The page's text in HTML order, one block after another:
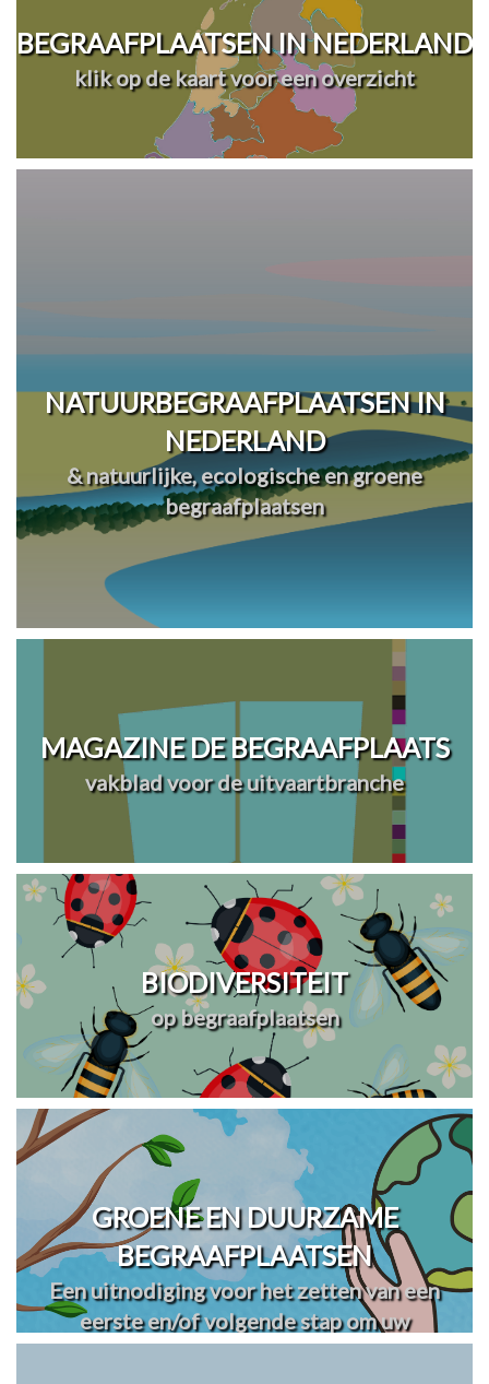
BEGRAAFPLAATSEN IN NEDERLAND
klik op de kaart voor een overzicht
NATUURBEGRAAFPLAATSEN IN
NEDERLAND
& natuurlijke, ecologische en groene
begraafplaatsen
MAGAZINE DE BEGRAAFPLAATS
vakblad voor de uitvaartbranche
BIODIVERSITEIT
op begraafplaatsen
GROENE EN DUURZAME
BEGRAAFPLAATSEN
Een uitnodiging voor het zetten van een
eerste en/of volgende stap om uw
begraafplaats(en) te vergroenen en